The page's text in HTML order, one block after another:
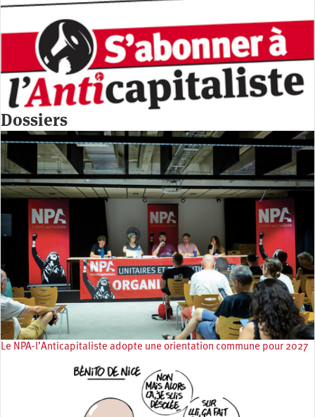
Dossiers
Le NPA-l’Anticapitaliste adopte une orientation commune pour 2027